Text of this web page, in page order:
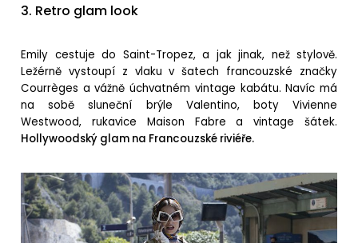
3. Retro glam look
Emily cestuje do Saint-Tropez, a jak jinak, než stylově.
Ležérně vystoupí z vlaku v šatech francouzské značky
Courrèges a vážně úchvatném vintage kabátu. Navíc má
na sobě sluneční brýle Valentino, boty Vivienne
Westwood, rukavice Maison Fabre a vintage šátek.
Hollywoodský glam na Francouzské riviéře.